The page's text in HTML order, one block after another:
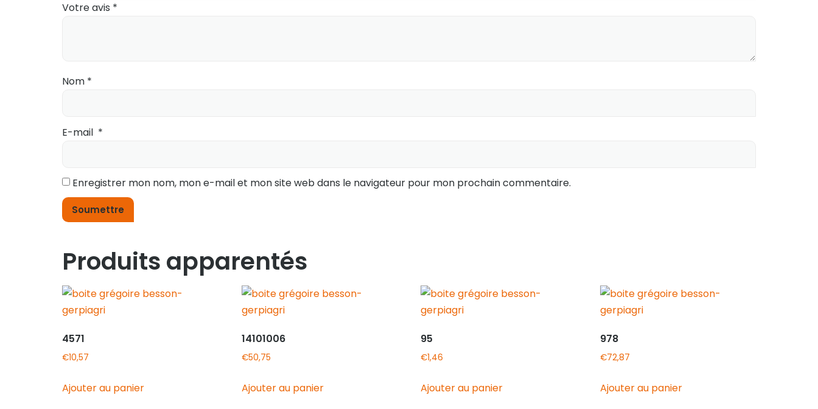
Votre avis *
Nom *
E-mail *
Enregistrer mon nom, mon e-mail et mon site web dans le navigateur pour mon prochain commentaire.
Produits apparentés
4571
€10,57
Ajouter au panier
14101006
€50,75
Ajouter au panier
95
€1,46
Ajouter au panier
978
€72,87
Ajouter au panier